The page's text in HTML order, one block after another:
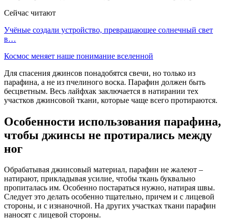
Сейчас читают
Учёные создали устройство, превращающее солнечный свет
в…
Космос меняет наше понимание вселенной
Для спасения джинсов понадобятся свечи, но только из
парафина, а не из пчелиного воска. Парафин должен быть
бесцветным. Весь лайфхак заключается в натирании тех
участков джинсовой ткани, которые чаще всего протираются.
Особенности использования парафина,
чтобы джинсы не протирались между
ног
Обрабатывая джинсовый материал, парафин не жалеют –
натирают, прикладывая усилие, чтобы ткань буквально
пропиталась им. Особенно постараться нужно, натирая швы.
Следует это делать особенно тщательно, причем и с лицевой
стороны, и с изнаночной. На других участках ткани парафин
наносят с лицевой стороны.